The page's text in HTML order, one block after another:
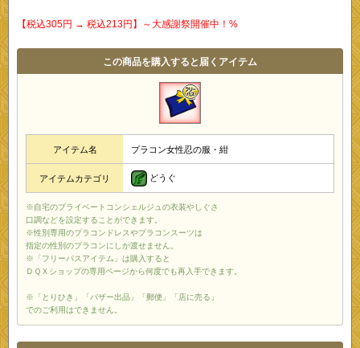
【税込305円 → 税込213円】～大感謝祭開催中！%
この商品を購入すると届くアイテム
アイテム名 プラコン女性忍の服・紺
アイテムカテゴリ どうぐ
※自宅のプライベートコンシェルジュの衣装やしぐさ
口調などを設定することができます。
※性別専用のプラコンドレスやプラコンスーツは
指定の性別のプラコンにしか渡せません。
※「フリーパスアイテム」は購入すると
ＤＱＸショップの専用ページから何度でも再入手できます。
※「とりひき」「バザー出品」「郵便」「店に売る」
でのご利用はできません。